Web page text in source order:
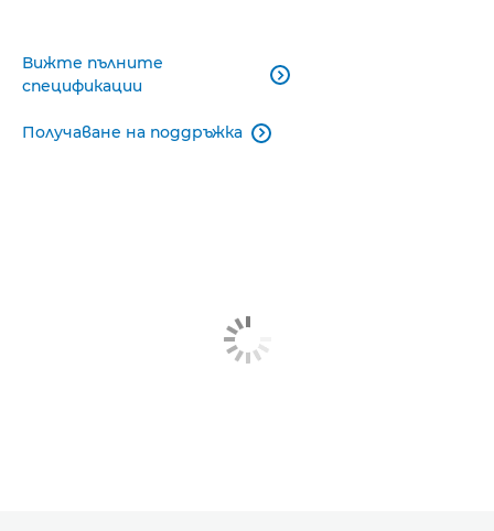
Вижте пълните
спецификации

Получаване на поддръжка 